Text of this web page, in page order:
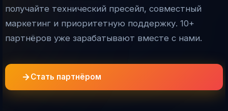
получайте технический пресейл, совместный
маркетинг и приоритетную поддержку. 10+
партнёров уже зарабатывают вместе с нами.
Стать партнёром